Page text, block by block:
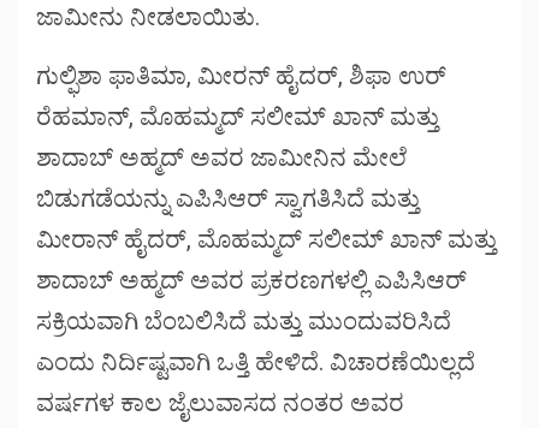
ಜಾಮೀನು ನೀಡಲಾಯಿತು.
ಗುಲ್ಫಿಶಾ ಫಾತಿಮಾ, ಮೀರನ್ ಹೈದರ್, ಶಿಫಾ ಉರ್
ರೆಹಮಾನ್, ಮೊಹಮ್ಮದ್ ಸಲೀಮ್ ಖಾನ್ ಮತ್ತು
ಶಾದಾಬ್ ಅಹ್ಮದ್ ಅವರ ಜಾಮೀನಿನ ಮೇಲೆ
ಬಿಡುಗಡೆಯನ್ನು ಎಪಿಸಿಆರ್ ಸ್ವಾಗತಿಸಿದೆ ಮತ್ತು
ಮೀರಾನ್ ಹೈದರ್, ಮೊಹಮ್ಮದ್ ಸಲೀಮ್ ಖಾನ್ ಮತ್ತು
ಶಾದಾಬ್ ಅಹ್ಮದ್ ಅವರ ಪ್ರಕರಣಗಳಲ್ಲಿ ಎಪಿಸಿಆರ್
ಸಕ್ರಿಯವಾಗಿ ಬೆಂಬಲಿಸಿದೆ ಮತ್ತು ಮುಂದುವರಿಸಿದೆ
ಎಂದು ನಿರ್ದಿಷ್ಟವಾಗಿ ಒತ್ತಿ ಹೇಳಿದೆ. ವಿಚಾರಣೆಯಿಲ್ಲದೆ
ವರ್ಷಗಳ ಕಾಲ ಜೈಲುವಾಸದ ನಂತರ ಅವರ